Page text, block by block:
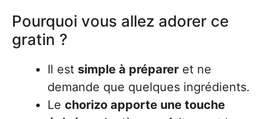
Pourquoi vous allez adorer ce
gratin ?
Il est simple à préparer et ne
demande que quelques ingrédients.
Le chorizo apporte une touche